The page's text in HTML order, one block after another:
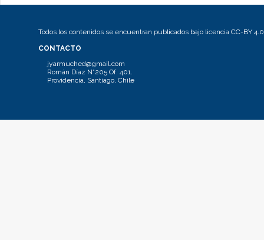
Todos los contenidos se encuentran publicados bajo licencia CC-BY 4.0
CONTACTO
jyarmuched@gmail.com
Román Díaz N°205 Of. 401.
Providencia, Santiago, Chile